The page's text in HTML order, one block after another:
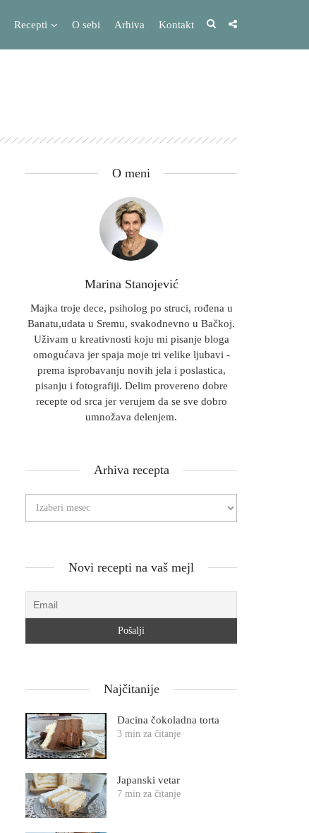
Recepti O sebi Arhiva Kontakt
O meni
Marina Stanojević
Majka troje dece, psiholog po struci, rođena u
Banatu,udata u Sremu, svakodnevno u Bačkoj.
Uživam u kreativnosti koju mi pisanje bloga
omogućava jer spaja moje tri velike ljubavi -
prema isprobavanju novih jela i poslastica,
pisanju i fotografiji. Delim provereno dobre
recepte od srca jer verujem da se sve dobro
umnožava delenjem.
Arhiva recepta
Novi recepti na vaš mejl
Najčitanije
Dacina čokoladna torta
3 min za čitanje
Japanski vetar
7 min za čitanje